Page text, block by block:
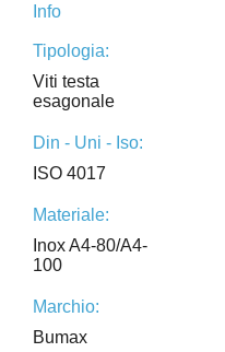
Info
Tipologia:
Viti testa
esagonale
Din - Uni - Iso:
ISO 4017
Materiale:
Inox A4-80/A4-
100
Marchio:
Bumax